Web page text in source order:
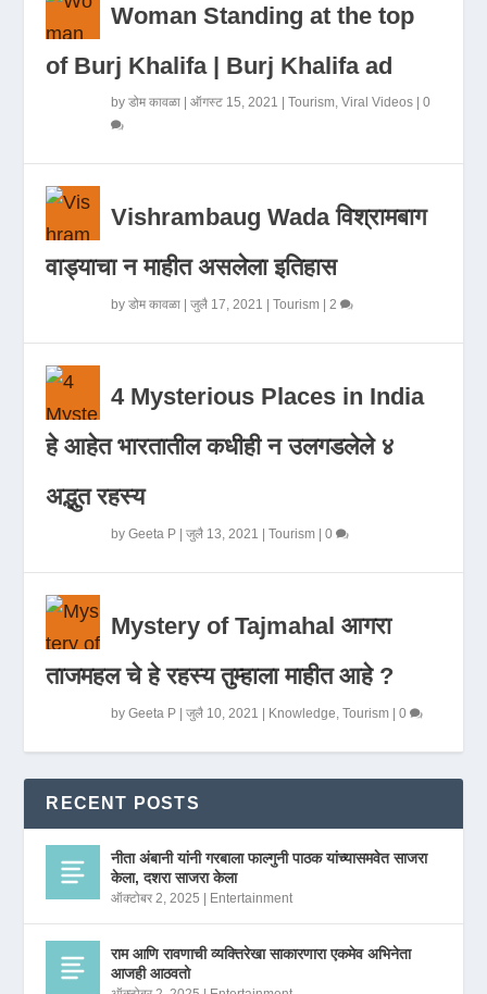
Woman Standing at the top
of Burj Khalifa | Burj Khalifa ad
byडोम कावळा |ऑगस्ट 15, 2021 |Tourism ,Viral Videos |0
Vishrambaug Wada विश्रामबाग
वाड्याचा न माहीत असलेला इतिहास
byडोम कावळा |जुलै 17, 2021 |Tourism | 2
4 Mysterious Places in India
हे आहेत भारतातील कधीही न उलगडलेले ४
अद्भुत रहस्य
byGeeta P |जुलै 13, 2021 |Tourism |0
Mystery of Tajmahal आगरा
ताजमहल चे हे रहस्य तुम्हाला माहीत आहे ?
byGeeta P |जुलै 10, 2021 | Knowledge ,Tourism |0
RECENT POSTS
नीता अंबानी यांनी गरबाला फाल्गुनी पाठक यांच्यासमवेत साजरा
केला, दशरा साजरा केला
ऑक्टोबर 2, 2025 | Entertainment
राम आणि रावणाची व्यक्तिरेखा साकारणारा एकमेव अभिनेता
आजही आठवतो